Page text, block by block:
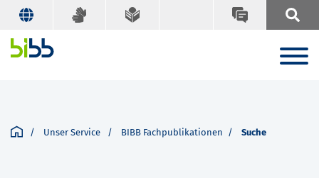
Unser Service BIBB Fachpublikationen Suche